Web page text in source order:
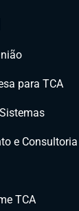
para TCA
e
TCA